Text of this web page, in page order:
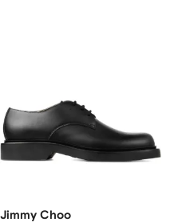
Jimmy Choo